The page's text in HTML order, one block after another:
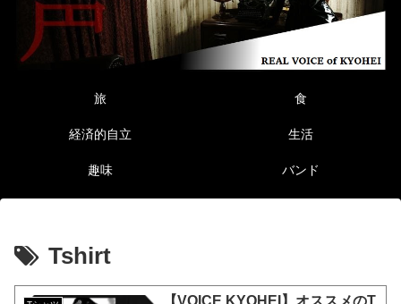
旅 食
経済的自立 生活
趣味 バンド
Tshirt
【VOICE KYOHEI】オススメのT